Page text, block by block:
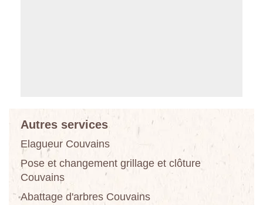
Autres services
Elagueur Couvains
Pose et changement grillage et clôture
Couvains
Abattage d'arbres Couvains